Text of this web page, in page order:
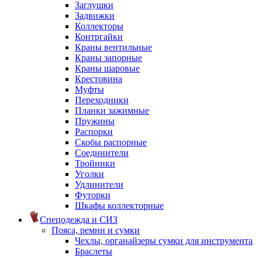
Заглушки
Задвижки
Коллекторы
Контргайки
Краны вентильные
Краны запорные
Краны шаровые
Крестовина
Муфты
Переходники
Планки зажимные
Пружины
Распорки
Скобы распорные
Соединители
Тройники
Уголки
Удлинители
Футорки
Шкафы коллекторные
Спецодежда и СИЗ
Пояса, ремни и сумки
Чехлы, органайзеры сумки для инструмента
Браслеты